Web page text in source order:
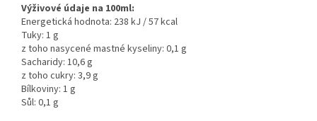
Výživové údaje na 100ml:
Energetická hodnota: 238 kJ / 57 kcal
Tuky: 1 g
z toho nasycené mastné kyseliny: 0,1 g
Sacharidy: 10,6 g
z toho cukry: 3,9 g
Bílkoviny: 1 g
Sůl: 0,1 g